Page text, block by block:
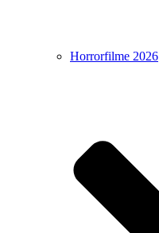
Horrorfilme 2026